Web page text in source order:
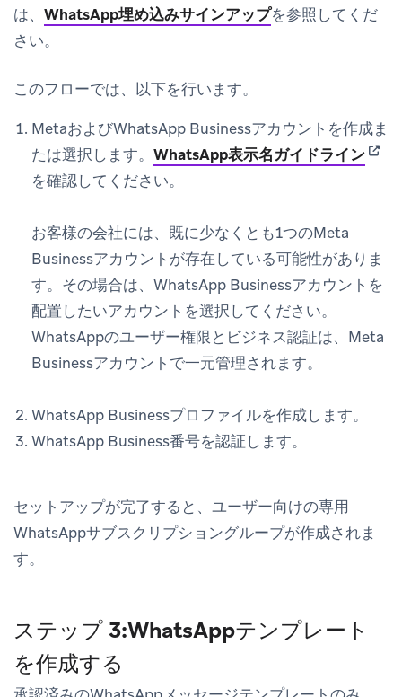
は、 WhatsApp埋め込みサインアップを参照してくだ
さい。
このフローでは、以下を行います。
MetaおよびWhatsApp Businessアカウントを作成ま
たは選択します。 WhatsApp表示名ガイドライン
を確認してください。
お客様の会社には、既に少なくとも1つのMeta
Businessアカウントが存在している可能性がありま
す。その場合は、WhatsApp Businessアカウントを
配置したいアカウントを選択してください。
WhatsAppのユーザー権限とビジネス認証は、Meta
Businessアカウントで一元管理されます。
WhatsApp Businessプロファイルを作成します。
WhatsApp Business番号を認証します。
セットアップが完了すると、ユーザー向けの専用
WhatsAppサブスクリプショングループが作成されま
す。
ステップ 3:WhatsAppテンプレート
を作成する